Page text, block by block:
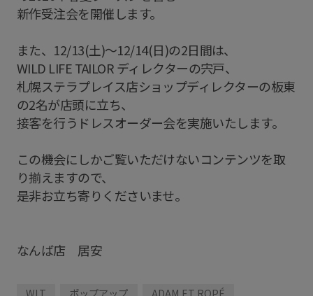
新作受注会を開催します。
また、12/13(土)〜12/14(日)の2日間は、
WILD LIFE TAILOR ディレクターの宍戸、
札幌ステラプレイス店ショップディレクターの板東
の2名が店頭に立ち、
接客を行うドレスオーダー会を実施いたします。
この機会にしかご覧いただけないコンテンツを取
り揃えますので、
是非お立ち寄りくださいませ。
なんば店 居安
WLT ポップアップ ADAM ET ROPÉ